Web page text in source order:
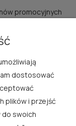
promocyjnych
dostosować
plików i przejść
swoich